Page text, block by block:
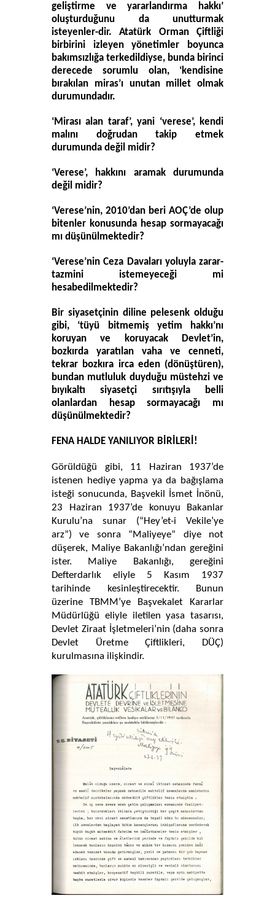
geliştirme ve yararlandırma hakkı’
oluşturduğunu da unutturmak
isteyenler-dir. Atatürk Orman Çiftliği
birbirini izleyen yönetimler boyunca
bakımsızlığa terkedildiyse, bunda birinci
derecede sorumlu olan, ‘kendisine
bırakılan miras’ı unutan millet olmak
durumundadır.
‘Mirası alan taraf’, yani ‘verese’, kendi
malını doğrudan takip etmek
durumunda değil midir?
‘Verese’, hakkını aramak durumunda
değil midir?
‘Verese’nin, 2010’dan beri AOÇ’de olup
bitenler konusunda hesap sormayacağı
mı düşünülmektedir?
‘Verese’nin Ceza Davaları yoluyla zarar-
tazmini istemeyeceği mi
hesabedilmektedir?
Bir siyasetçinin diline pelesenk olduğu
gibi, ‘tüyü bitmemiş yetim hakkı’nı
koruyan ve koruyacak Devlet’in,
bozkırda yaratılan vaha ve cenneti,
tekrar bozkıra irca eden (dönüştüren),
bundan mutluluk duyduğu müstehzi ve
bıyıkaltı siyasetçi sırıtışıyla belli
olanlardan hesap sormayacağı mı
düşünülmektedir?
FENA HALDE YANILIYOR BİRİLERİ!
Görüldüğü gibi, 11 Haziran 1937’de
istenen hediye yapma ya da bağışlama
isteği sonucunda, Başvekil İsmet İnönü,
23 Haziran 1937’de konuyu Bakanlar
Kurulu’na sunar (“Hey’et-i Vekile’ye
arz”) ve sonra “Maliyeye” diye not
düşerek, Maliye Bakanlığı’ndan gereğini
ister. Maliye Bakanlığı, gereğini
Defterdarlık eliyle 5 Kasım 1937
tarihinde kesinleştirecektir. Bunun
üzerine TBMM’ye Başvekalet Kararlar
Müdürlüğü eliyle iletilen yasa tasarısı,
Devlet Ziraat İşletmeleri’nin (daha sonra
Devlet Üretme Çiftlikleri, DÜÇ)
kurulmasına ilişkindir.